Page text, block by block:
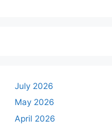
July 2026
May 2026
April 2026